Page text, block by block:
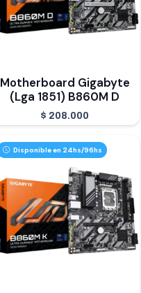
Motherboard Gigabyte
(Lga 1851) B860M D
$ 208.000
Disponible en 24hs/96hs